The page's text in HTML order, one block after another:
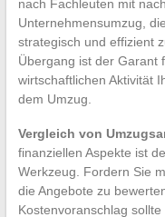
nach Fachleuten mit
Unternehmensumzug,
strategisch und effizient
Übergang ist der Garant
wirtschaftlichen Aktivität
dem Umzug.
Vergleich von
finanziellen Aspekte ist
Werkzeug. Fordern Sie
die Angebote zu
Kostenvoranschlag